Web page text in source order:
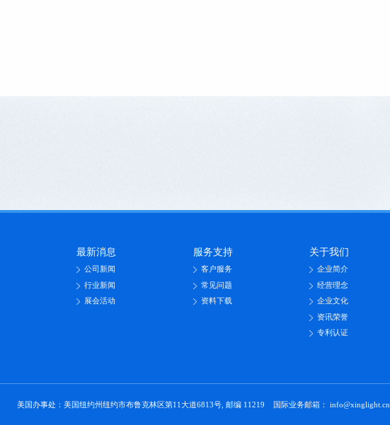
最新消息
公司新闻
行业新闻
展会活动
服务支持
客户服务
常见问题
资料下载
关于我们
企业简介
经营理念
企业文化
资讯荣誉
专利认证
美国办事处：美国纽约州纽约市布鲁克林区第11大道6813号, 邮编 11219 国际业务邮箱： info@xinglight.cn